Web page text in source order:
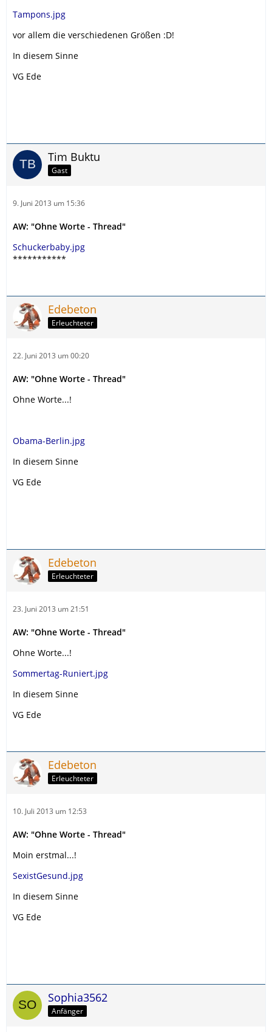
Tampons.jpg
vor allem die verschiedenen Größen :D!
In diesem Sinne
VG Ede
Tim Buktu
Gast
9. Juni 2013 um 15:36
AW: "Ohne Worte - Thread"
Schuckerbaby.jpg
***********
Edebeton
Erleuchteter
22. Juni 2013 um 00:20
AW: "Ohne Worte - Thread"
Ohne Worte...!
Obama-Berlin.jpg
In diesem Sinne
VG Ede
Edebeton
Erleuchteter
23. Juni 2013 um 21:51
AW: "Ohne Worte - Thread"
Ohne Worte...!
Sommertag-Runiert.jpg
In diesem Sinne
VG Ede
Edebeton
Erleuchteter
10. Juli 2013 um 12:53
AW: "Ohne Worte - Thread"
Moin erstmal...!
SexistGesund.jpg
In diesem Sinne
VG Ede
Sophia3562
Anfänger